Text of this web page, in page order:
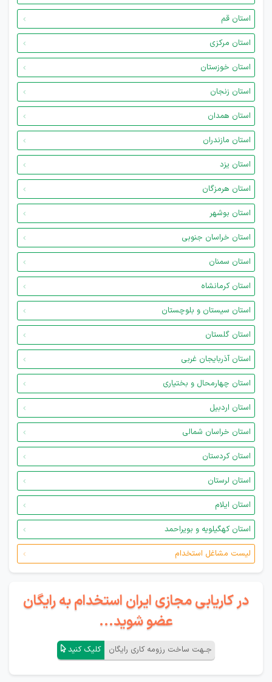
استان قم
استان مرکزی
استان خوزستان
استان زنجان
استان همدان
استان مازندران
استان یزد
استان هرمزگان
استان بوشهر
استان خراسان جنوبی
استان سمنان
استان کرمانشاه
استان سیستان و بلوچستان
استان گلستان
استان آذربایجان غربی
استان چهارمحال و بختیاری
استان اردبیل
استان خراسان شمالی
استان کردستان
استان لرستان
استان ایلام
استان کهگیلویه و بویراحمد
لیست مشاغل استخدام
در کاریابی مجازی ایران استخدام به رایگان
عضو شوید...
جـهت ساخت رزومه کاری رایگان کلیک کنید